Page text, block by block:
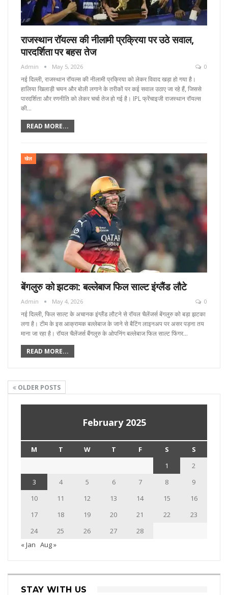
राजस्थान रॉयल्स की नीलामी प्रक्रिया पर उठे सवाल,
पारदर्शिता पर बहस तेज
Admin May 5, 2026 0
नई दिल्ली, राजस्थान रॉयल्स की नीलामी प्रक्रिया को लेकर विवाद खड़ा हो गया है।
हालिया खिलाड़ी चयन और बोली लगाने के तरीकों पर कई सवाल उठाए जा रहे हैं, जिससे
पारदर्शिता और रणनीति को लेकर चर्चा तेज हो गई है। IPL फ्रेंचाइजी राजस्थान रॉयल्स
की…
READ MORE...
खेल
बेंगलुरु को झटका: बल्लेबाज फिल साल्ट इंग्लैंड लौटे
Admin May 4, 2026 0
नई दिल्ली, फिल साल्ट के अचानक इंग्लैंड लौटने से रॉयल चैलेंजर्स बेंगलुरु को बड़ा झटका
लगा है। टीम के इस आक्रामक बल्लेबाज के जाने से बैटिंग लाइनअप पर असर पड़ना तय
माना जा रहा है। रॉयल चैलेंजर्स बैंगलुरु के ओपनिंग बल्लेबाज फिल साल्ट फिंगर…
READ MORE...
OLDER POSTS
February 2025
M T W T F S
S
1
2
3
4 5 6 7 8
9
10
11 12 13 14 15
16
17
18 19 20 21 22
23
24
25 26 27
28
« Jan Aug »
STAY WITH US